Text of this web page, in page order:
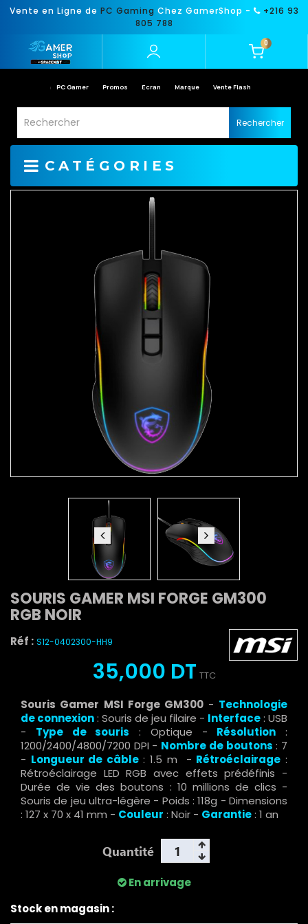
Vente en Ligne de PC Gaming Chez GamerShop -
+216 93
805 788
0
PC Gamer Promos Ecran Marque Vente Flash
Rechercher
CATÉGORIES
SOURIS GAMER MSI FORGE GM300
RGB NOIR
Réf : S12-0402300-HH9
35,000 DT TTC
Souris Gamer MSI Forge GM300 - Technologie
de connexion: Souris de jeu filaire - Interface: USB
- Type de souris : Optique - Résolution :
1200/2400/4800/7200 DPI - Nombre de boutons : 7
- Longueur de câble: 1.5 m - Rétroéclairage :
Rétroéclairage LED RGB avec effets prédéfinis -
Durée de vie des boutons : 10 millions de clics -
Souris de jeu ultra-légère - Poids : 118g - Dimensions
: 127 x 70 x 41 mm - Couleur : Noir - Garantie: 1 an
Quantité
En arrivage
Stock en magasin :